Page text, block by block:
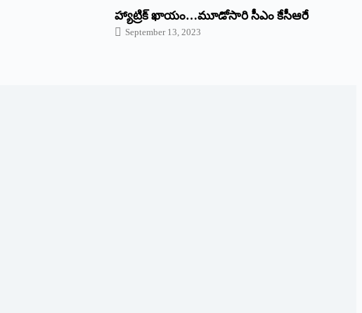
హ్యాట్రిక్‌ ‌ఖాయం…మూడోసారి సీఎం కేసీఆరే
September 13, 2023